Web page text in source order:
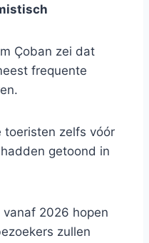
Çoban zei dat
frequente
toeristen zelfs vóór
getoond in
2026 hopen
zullen